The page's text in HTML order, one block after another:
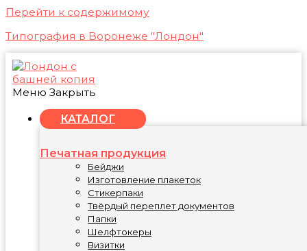
Перейти к содержимому
Типография в Воронеже "Лондон"
Меню Закрыть
КАТАЛОГ
Печатная продукция
Бейджи
Изготовление плакеток
Стикерпаки
Твёрдый переплет документов
Папки
Шелфтокеры
Визитки